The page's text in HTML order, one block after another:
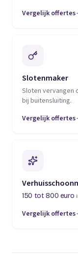
Vergelijk offertes
(opent in een
Slotenmaker
Sloten vervangen
bij buitensluiting.
Vergelijk offertes
(opent in een
150 tot 800 euro
Vergelijk offertes
(opent in een